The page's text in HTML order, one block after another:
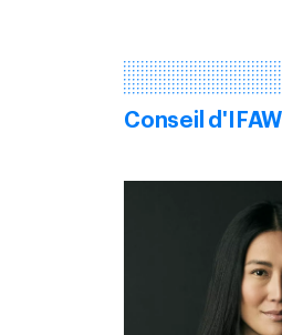
Conseil d'IFAW